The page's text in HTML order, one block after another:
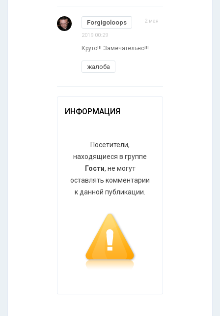
Forgigoloops 2 мая
2019 00:29
Круто!!! Замечательно!!!
жалоба
ИНФОРМАЦИЯ
Посетители,
находящиеся в группе
Гости, не могут
оставлять комментарии
к данной публикации.